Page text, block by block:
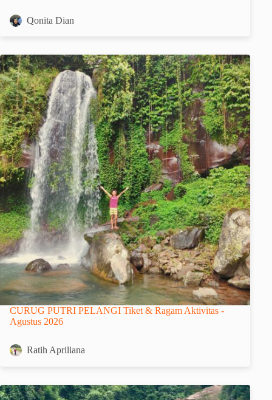
Qonita Dian
CURUG PUTRI PELANGI Tiket & Ragam Aktivitas -
Agustus 2026
Ratih Apriliana